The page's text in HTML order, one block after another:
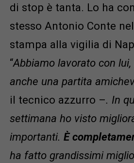
di stop è tanta. Lo ha
stesso Antonio Conte
stampa alla vigilia di
“Abbiamo lavorato con
anche una partita
il tecnico azzurro –. In
settimana ho visto
importanti. È
ha fatto grandissimi